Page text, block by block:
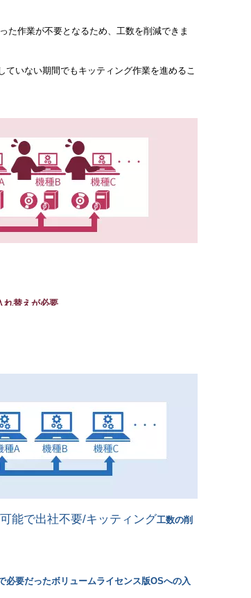
た作業が不要となるため、工数を削減できま
いない期間でもキッティング作業を進めるこ
れ替えが必要
能で出社不要/キッティング工数の削
必要だったボリュームライセンス版OSへの入